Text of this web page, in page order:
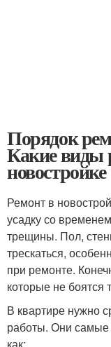
Порядок
Какие виды
новостройке
Ремонт в
усадку со
трещины. Пол,
трескаться,
при ремонте.
которые не боятся
В квартире нужно
работы. Они